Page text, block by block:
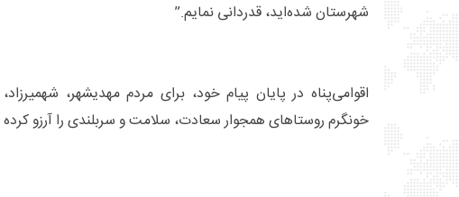
شهرستان شده‌اید، قدردانی نمایم.”
اقوامی‌پناه در پایان پیام خود، برای مردم مهدیشهر،
خونگرم روستاهای همجوار سعادت، سلامت و سربلندی را آرزو